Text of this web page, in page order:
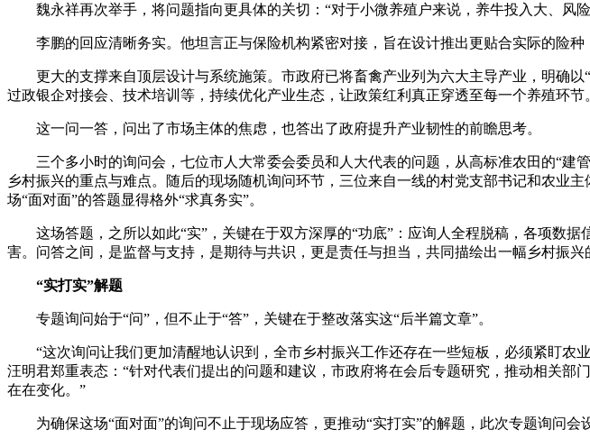
魏永祥再次举手，将问题指向更具体的关切：“对于小微养殖户来说，养牛投入大、风
李鹏的回应清晰务实。他坦言正与保险机构紧密对接，旨在设计推出更贴合实际的险种
更大的支撑来自顶层设计与系统施策。市政府已将畜禽产业列为六大主导产业，明确以
过政银企对接会、技术培训等，持续优化产业生态，让政策红利真正穿透至每一个养殖环节
这一问一答，问出了市场主体的焦虑，也答出了政府提升产业韧性的前瞻思考。
三个多小时的询问会，七位市人大常委会委员和人大代表的问题，从高标准农田的“建
乡村振兴的重点与难点。随后的现场随机询问环节，三位来自一线的村党支部书记和农业
场“面对面”的答题显得格外“求真务实”。
这场答题，之所以如此“实”，关键在于双方深厚的“功底”：应询人全程脱稿，各项数据
害。问答之间，是监督与支持，是期待与共识，更是责任与担当，共同描绘出一幅乡村振兴
“实打实”解题
专题询问始于“问”，但不止于“答”，关键在于整改落实这“后半篇文章”。
“这次询问让我们更加清醒地认识到，全市乡村振兴工作还存在一些短板，必须紧盯农
汪明君郑重表态：“针对代表们提出的问题和建议，市政府将在会后专题研究，推动相关
在在变化。”
为确保这场“面对面”的询问不止于现场应答，更推动“实打实”的解题，此次专题询问会